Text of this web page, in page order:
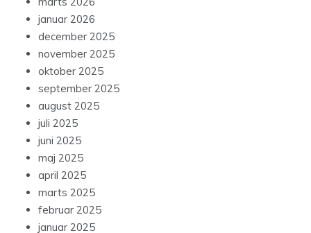
januar 2026
december 2025
november 2025
oktober 2025
september 2025
august 2025
juli 2025
juni 2025
maj 2025
april 2025
marts 2025
februar 2025
januar 2025